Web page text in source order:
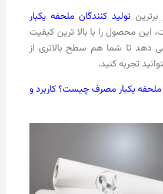
برترینتولید کنندگان ملحفه یکبار
این محصول را با بالا ترین کیفیت
دهد تا شما هم سطح بالاتری از
تجربه کنید.
یکبار مصرف چیست؟ کاربرد و